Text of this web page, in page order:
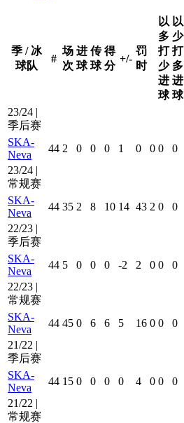
季 / 冰
球队
#
场
次
进
球
传
球
得
分
+/-
罚
时
以
多
打
少
进
球
以
少
打
多
进
球
23/24 |
季后赛
SKA-
Neva
44 2 0 0 0 1 0 0 0 0
23/24 |
常规赛
SKA-
Neva
44 35 2 8 10 14 43 2 0 0
22/23 |
季后赛
SKA-
Neva
44 5 0 0 0 -2 2 0 0 0
22/23 |
常规赛
SKA-
Neva
44 45 0 6 6 5 16 0 0 0
21/22 |
季后赛
SKA-
Neva
44 15 0 0 0 0 4 0 0 0
21/22 |
常规赛